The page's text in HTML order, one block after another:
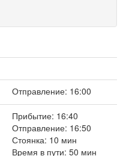
Отправление: 16:00
Прибытие: 16:40
Отправление: 16:50
Стоянка: 10 мин
Время в пути: 50 мин